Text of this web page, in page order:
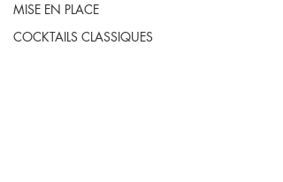
MISE EN PLACE
COCKTAILS CLASSIQUES